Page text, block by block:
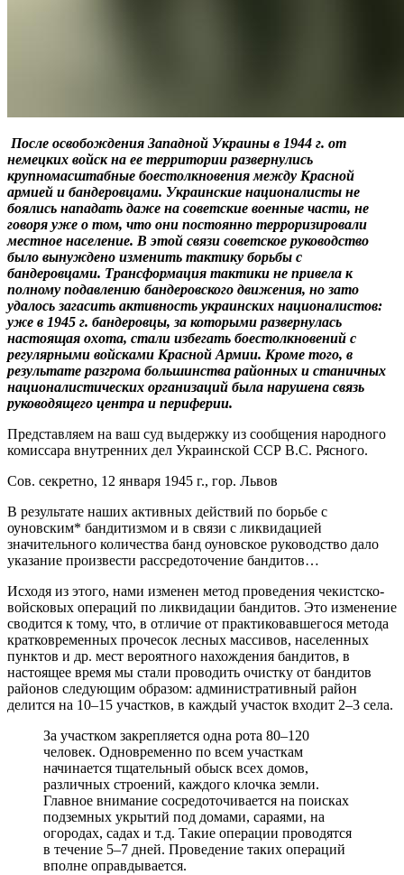
После освобождения Западной Украины в 1944 г. от
немецких войск на ее территории развернулись
крупномасштабные боестолкновения между Красной
армией и бандеровцами. Украинские националисты не
боялись нападать даже на советские военные части, не
говоря уже о том, что они постоянно терроризировали
местное население. В этой связи советское руководство
было вынуждено изменить тактику борьбы с
бандеровцами. Трансформация тактики не привела к
полному подавлению бандеровского движения, но зато
удалось загасить активность украинских националистов:
уже в 1945 г. бандеровцы, за которыми развернулась
настоящая охота, стали избегать боестолкновений с
регулярными войсками Красной Армии. Кроме того, в
результате разгрома большинства районных и станичных
националистических организаций была нарушена связь
руководящего центра и периферии.
Представляем на ваш суд выдержку из сообщения народного
комиссара внутренних дел Украинской ССР В.С. Рясного.
Сов. секретно, 12 января 1945 г., гор. Львов
В результате наших активных действий по борьбе с
оуновским* бандитизмом и в связи с ликвидацией
значительного количества банд оуновское руководство дало
указание произвести рассредоточение бандитов…
Исходя из этого, нами изменен метод проведения чекистско-
войсковых операций по ликвидации бандитов. Это изменение
сводится к тому, что, в отличие от практиковавшегося метода
кратковременных прочесок лесных массивов, населенных
пунктов и др. мест вероятного нахождения бандитов, в
настоящее время мы стали проводить очистку от бандитов
районов следующим образом: административный район
делится на 10–15 участков, в каждый участок входит 2–3 села.
За участком закрепляется одна рота 80–120
человек. Одновременно по всем участкам
начинается тщательный обыск всех домов,
различных строений, каждого клочка земли.
Главное внимание сосредоточивается на поисках
подземных укрытий под домами, сараями, на
огородах, садах и т.д. Такие операции проводятся
в течение 5–7 дней. Проведение таких операций
вполне оправдывается.